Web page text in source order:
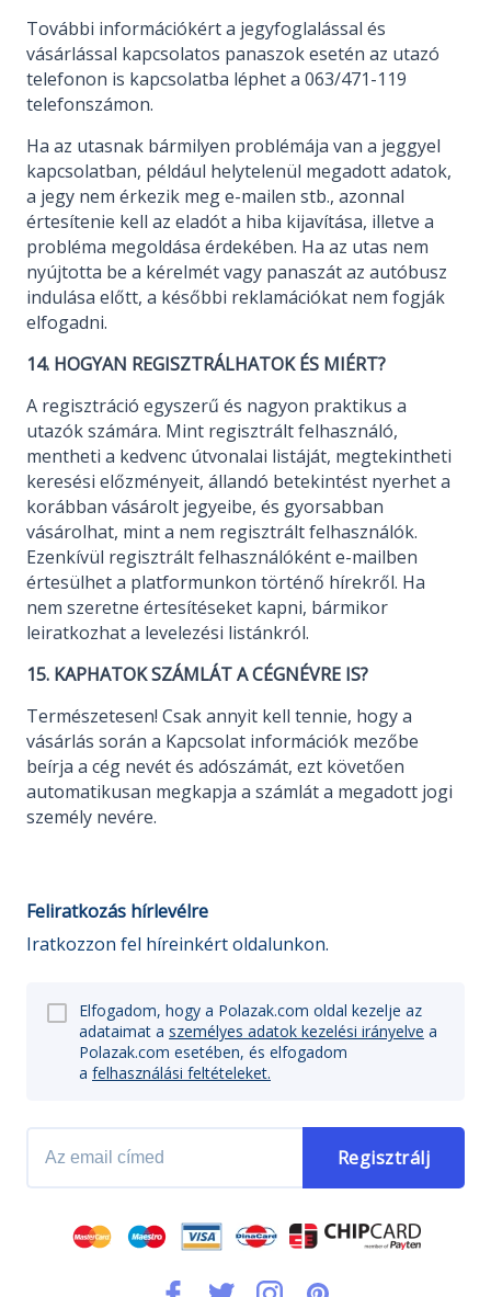
További információkért a jegyfoglalással és
vásárlással kapcsolatos panaszok esetén az utazó
telefonon is kapcsolatba léphet a 063/471-119
telefonszámon.
Ha az utasnak bármilyen problémája van a jeggyel
kapcsolatban, például helytelenül megadott adatok,
a jegy nem érkezik meg e-mailen stb., azonnal
értesítenie kell az eladót a hiba kijavítása, illetve a
probléma megoldása érdekében. Ha az utas nem
nyújtotta be a kérelmét vagy panaszát az autóbusz
indulása előtt, a későbbi reklamációkat nem fogják
elfogadni.
14. HOGYAN REGISZTRÁLHATOK ÉS MIÉRT?
A regisztráció egyszerű és nagyon praktikus a
utazók számára. Mint regisztrált felhasználó,
mentheti a kedvenc útvonalai listáját, megtekintheti
keresési előzményeit, állandó betekintést nyerhet a
korábban vásárolt jegyeibe, és gyorsabban
vásárolhat, mint a nem regisztrált felhasználók.
Ezenkívül regisztrált felhasználóként e-mailben
értesülhet a platformunkon történő hírekről. Ha
nem szeretne értesítéseket kapni, bármikor
leiratkozhat a levelezési listánkról.
15. KAPHATOK SZÁMLÁT A CÉGNÉVRE IS?
Természetesen! Csak annyit kell tennie, hogy a
vásárlás során a Kapcsolat információk mezőbe
beírja a cég nevét és adószámát, ezt követően
automatikusan megkapja a számlát a megadott jogi
személy nevére.
Feliratkozás hírlevélre
Iratkozzon fel híreinkért oldalunkon.
Elfogadom, hogy a Polazak.com oldal kezelje az
adataimat a személyes adatok kezelési irányelve a
Polazak.com esetében, és elfogadom
a felhasználási feltételeket.
Regisztrálj